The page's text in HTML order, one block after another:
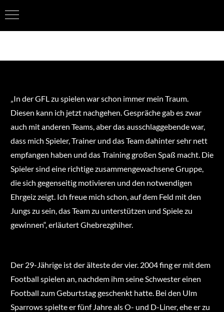
„In der GFL zu spielen war schon immer mein Traum.
Diesen kann ich jetzt nachgehen. Gespräche gab es zwar
auch mit anderen Teams, aber das ausschlaggebende war,
dass mich Spieler, Trainer und das Team dahinter sehr nett
empfangen haben und das Training großen Spaß macht. Die
Spieler sind eine richtige zusammengewachsene Gruppe,
die sich gegenseitig motivieren und den notwendigen
Ehrgeiz zeigt. Ich freue mich schon, auf dem Feld mit den
Jungs zu sein, das Team zu unterstützen und Spiele zu
gewinnen“, erläutert Ghebrezghiher.
Der 29-Jährige ist der älteste der vier. 2004 fing er mit dem
Football spielen an, nachdem ihm seine Schwester einen
Football zum Geburtstag geschenkt hatte. Bei den Ulm
Sparrows spielte er fünf Jahre als O- und D-Liner, ehe er zu